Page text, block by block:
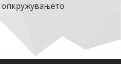
опкружувањето